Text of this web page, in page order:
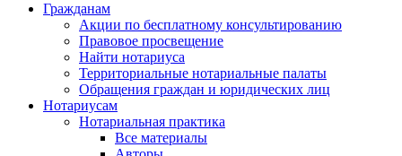
Гражданам
Акции по бесплатному консультированию
Правовое просвещение
Найти нотариуса
Территориальные нотариальные палаты
Обращения граждан и юридических лиц
Нотариусам
Нотариальная практика
Все материалы